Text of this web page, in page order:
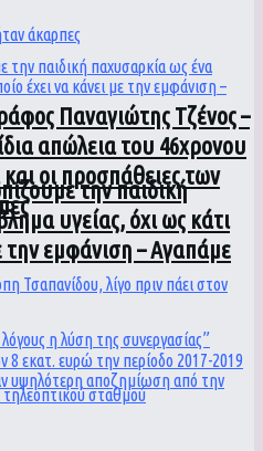
Παναγιώτης Τζένος –
απώλεια του 46χρονου
οι προσπάθειες των
την παιδική
υγείας, όχι ως κάτι
την εμφάνιση – Αγαπάμε